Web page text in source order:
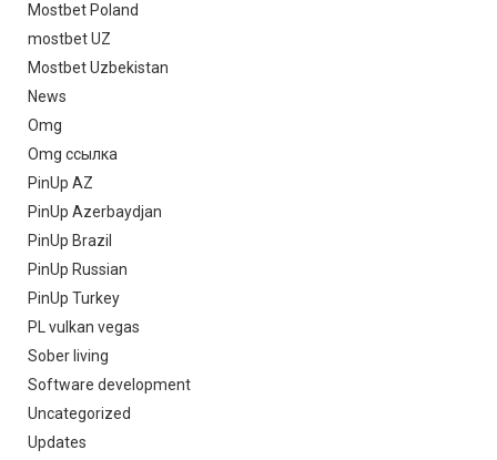
Mostbet Poland
mostbet UZ
Mostbet Uzbekistan
News
Omg
Omg ссылка
PinUp AZ
PinUp Azerbaydjan
PinUp Brazil
PinUp Russian
PinUp Turkey
PL vulkan vegas
Sober living
Software development
Uncategorized
Updates